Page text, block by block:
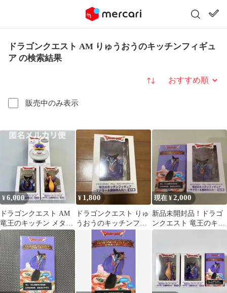
ドラゴンクエスト AM りゅうおうのキッチンフィギュ
ア の検索結果
販売中のみ表示
並び替え
¥6,000
ドラゴンクエスト AM
竜王のキッチン メタル
キングベル付きフィギ
ュア 3種類
¥ 1,800
ドラゴンクエスト りゅ
うおうのキッチンフィ
ギュア マドラー
現在 ¥2,000
新品未開封品！ドラゴ
ンクエスト 竜王のキッ
チンフィギュア 2種セ